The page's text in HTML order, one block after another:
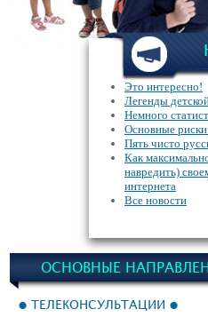
Это интересно!
Легенды
Немного
Основные риски
Пять чисто
Как
навредить)
интернета
Все новости
ОСНОВНЫЕ
● ТЕЛЕКОНСУЛЬТАЦИИ ●